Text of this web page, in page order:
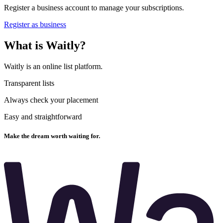
Register a business account to manage your subscriptions.
Register as business
What is Waitly?
Waitly is an online list platform.
Transparent lists
Always check your placement
Easy and straightforward
Make the dream worth waiting for.